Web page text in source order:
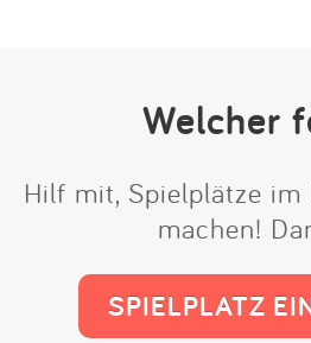
Welcher
Hilf mit, Spielplätze im
machen!
SPIELPLATZ